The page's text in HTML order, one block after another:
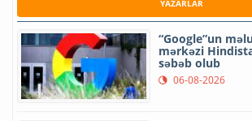
YAZARLAR
“Google”un
mərkəzi
səbəb olub
06-08-2026